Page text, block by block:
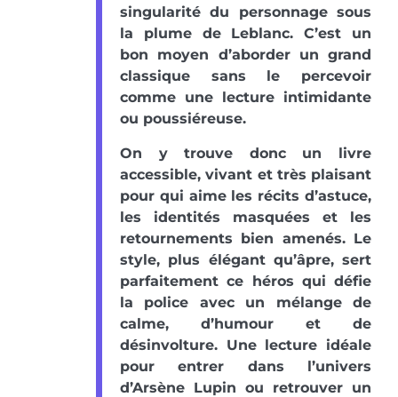
singularité du personnage sous
la plume de Leblanc. C’est un
bon moyen d’aborder un grand
classique sans le percevoir
comme une lecture intimidante
ou poussiéreuse.
On y trouve donc un livre
accessible, vivant et très plaisant
pour qui aime les récits d’astuce,
les identités masquées et les
retournements bien amenés. Le
style, plus élégant qu’âpre, sert
parfaitement ce héros qui défie
la police avec un mélange de
calme, d’humour et de
désinvolture. Une lecture idéale
pour entrer dans l’univers
d’Arsène Lupin ou retrouver un